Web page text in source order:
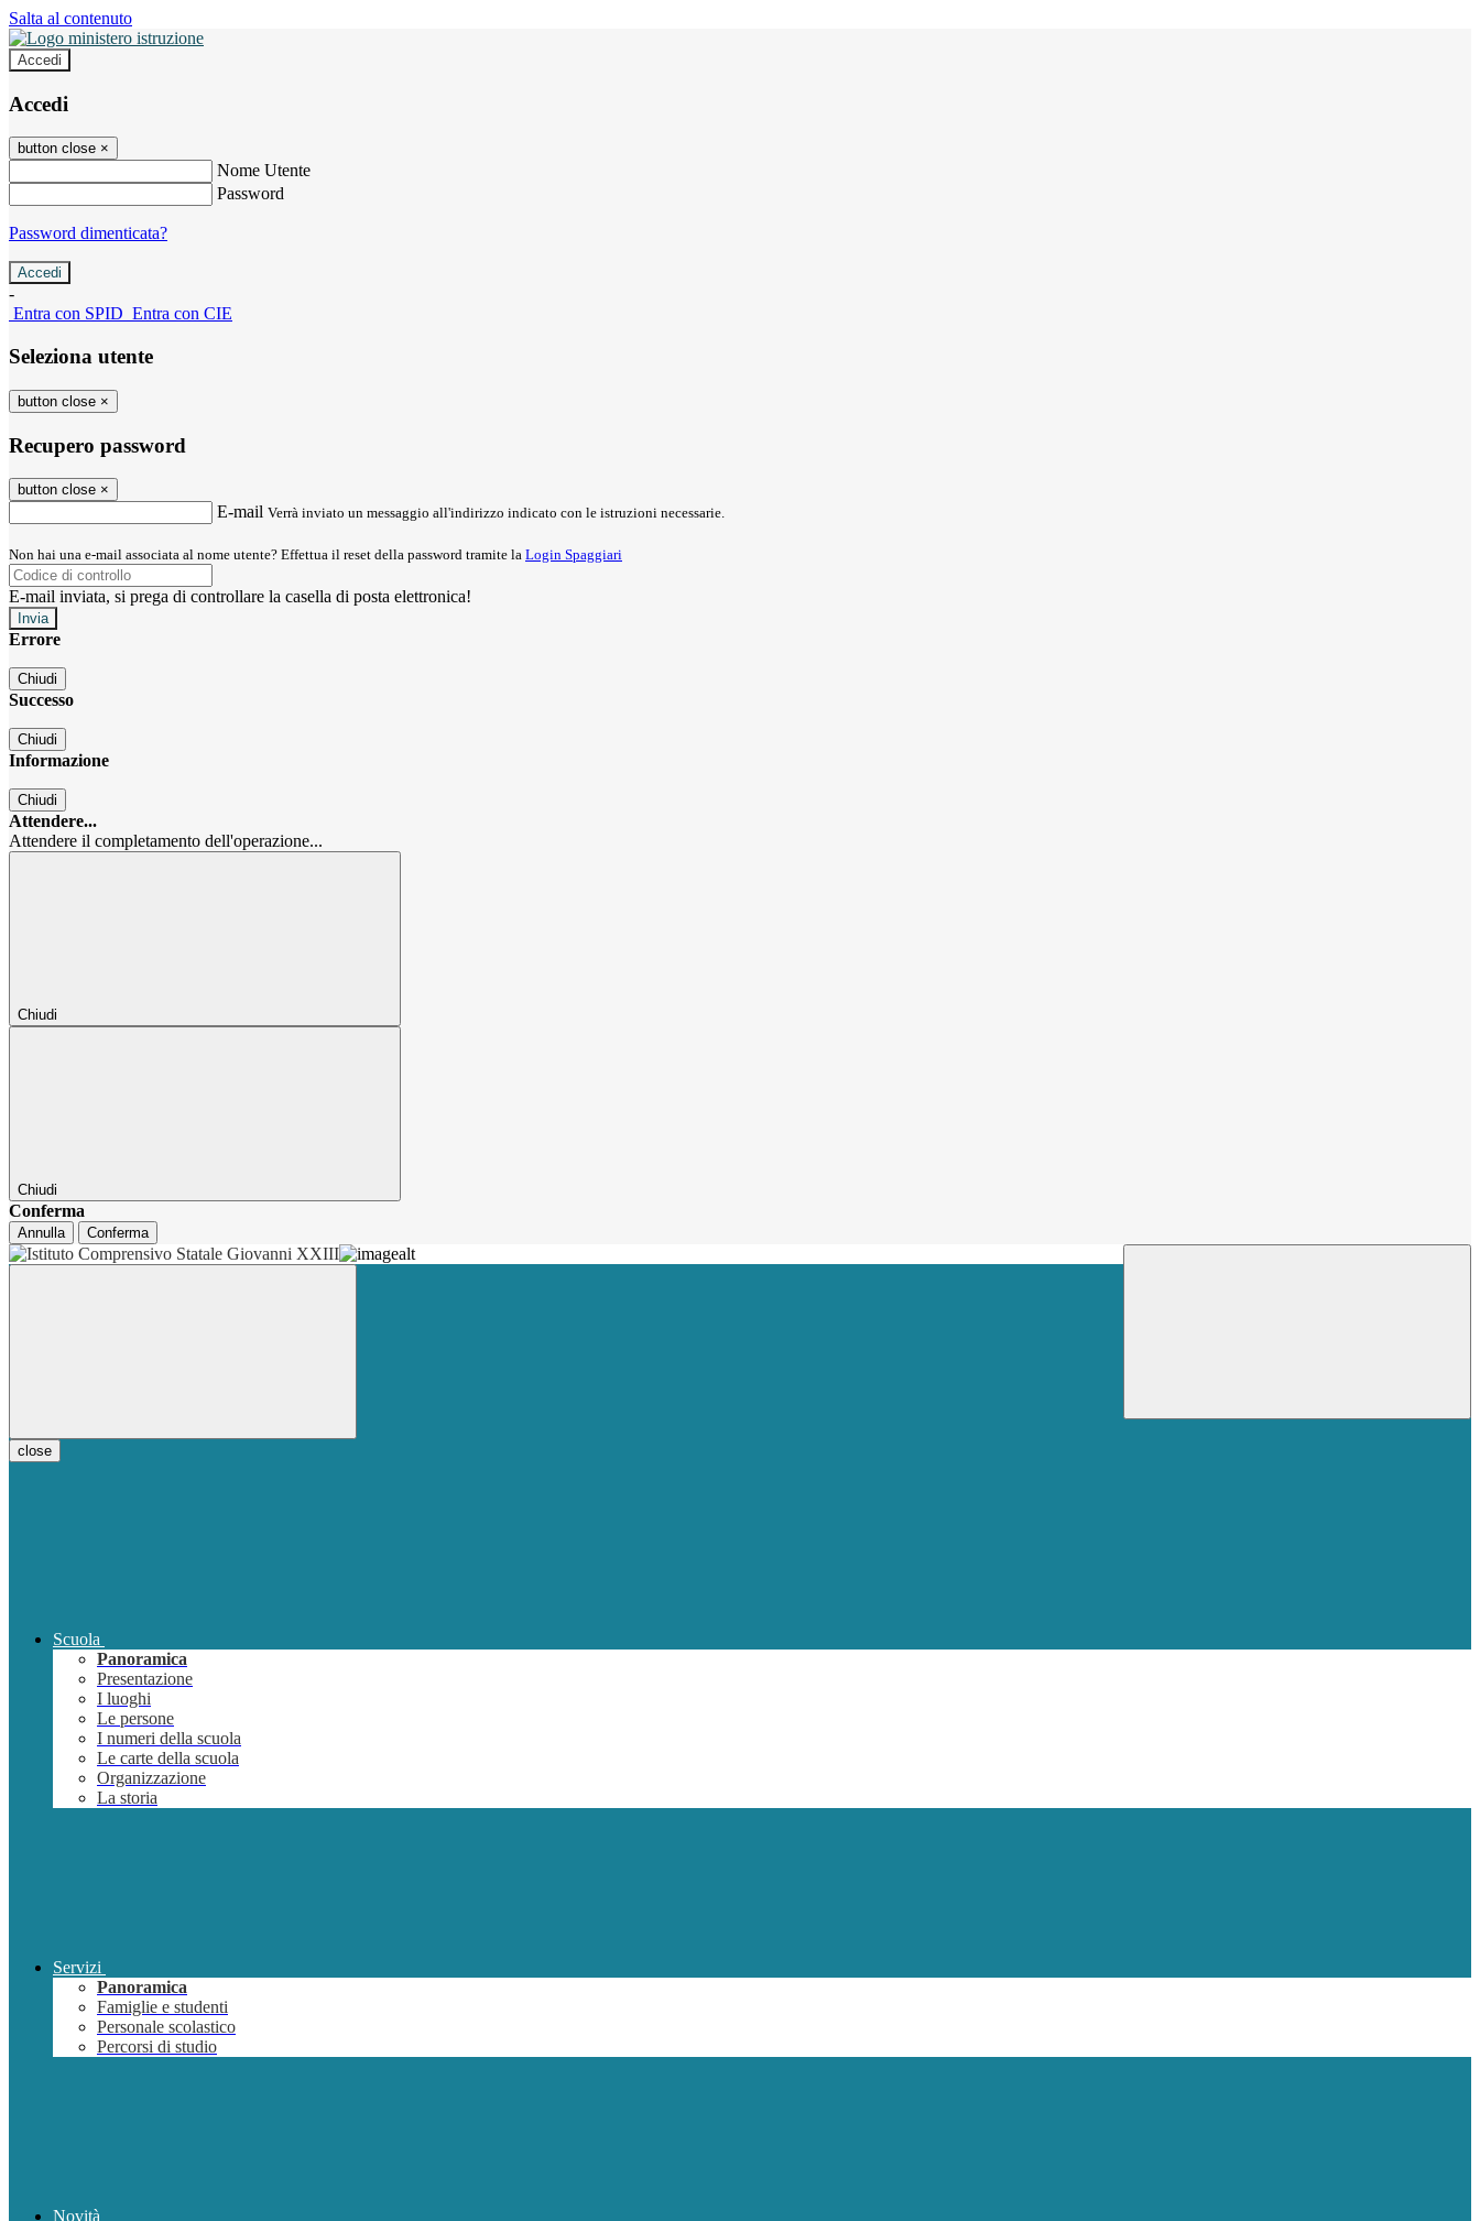
Salta al contenuto
Accedi
Accedi
button close ×
Nome Utente
Password
Password dimenticata?
-
Entra con SPID Entra con CIE
Seleziona utente
button close ×
Recupero password
button close ×
E-mail Verrà inviato un messaggio all'indirizzo indicato con le istruzioni necessarie.
Non hai una e-mail associata al nome utente? Effettua il reset della password tramite la Login Spaggiari
E-mail inviata, si prega di controllare la casella di posta elettronica!
Errore
Chiudi
Successo
Chiudi
Informazione
Chiudi
Attendere...
Attendere il completamento dell'operazione...
Chiudi
Chiudi
Conferma
Annulla Conferma
close
Scuola
Panoramica
Presentazione
I luoghi
Le persone
I numeri della scuola
Le carte della scuola
Organizzazione
La storia
Servizi
Panoramica
Famiglie e studenti
Personale scolastico
Percorsi di studio
Novità